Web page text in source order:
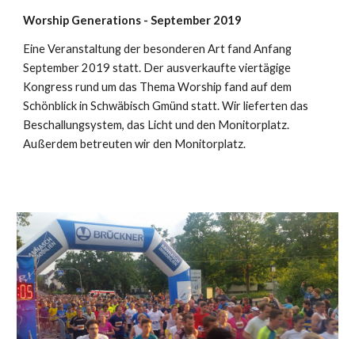
Worship Generations - September 2019
Eine Veranstaltung der besonderen Art fand Anfang
September 2019 statt. Der ausverkaufte viertägige
Kongress rund um das Thema Worship fand auf dem
Schönblick in Schwäbisch Gmünd statt. Wir lieferten das
Beschallungsystem, das Licht und den Monitorplatz.
Außerdem betreuten wir den Monitorplatz.